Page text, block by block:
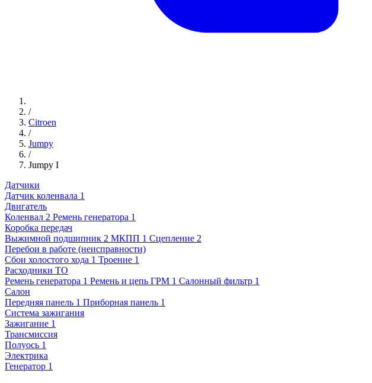
/
Citroen
/
Jumpy
/
Jumpy I
Датчики
Датчик коленвала 1
Двигатель
Коленвал 2 Ремень генератора 1
Коробка передач
Выжимной подшипник 2 МКПП 1 Сцепление 2
Перебои в работе (неисправности)
Сбои холостого хода 1 Троение 1
Расходники ТО
Ремень генератора 1 Ремень и цепь ГРМ 1 Салонный фильтр 1
Салон
Передняя панель 1 Приборная панель 1
Система зажигания
Зажигание 1
Трансмиссия
Полуось 1
Электрика
Генератор 1